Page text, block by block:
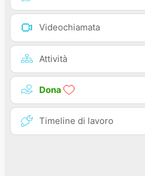
Videochiamata
Attività
Dona
Timeline di lavoro